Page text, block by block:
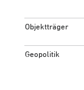
Objektträger
Geopolitik